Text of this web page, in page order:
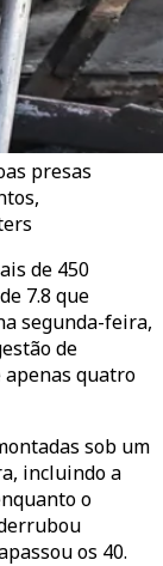
presas
de 450
7.8 que
segunda-feira,
de
apenas quatro
sob um
incluindo a
o
os 40.